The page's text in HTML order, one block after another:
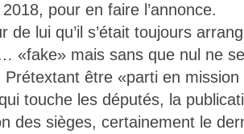
pour en faire l’annonce.
de lui qu’il s’était toujours
«fake» mais sans que nul ne
Prétextant être «parti en
touche les députés, la
des sièges, certainement le